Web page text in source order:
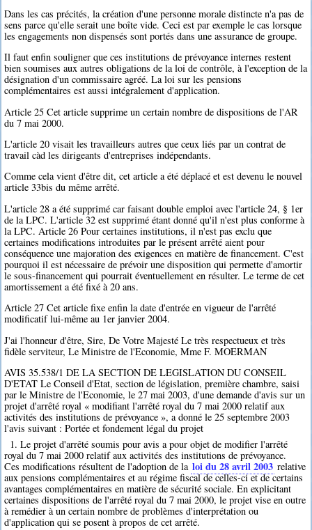
Dans les cas précités, la création d'une personne morale distincte n'a pas de
sens parce qu'elle serait une boîte vide. Ceci est par exemple le cas lorsque
les engagements non dispensés sont portés dans une assurance de groupe.
Il faut enfin souligner que ces institutions de prévoyance internes restent
bien soumises aux autres obligations de la loi de contrôle, à l'exception de la
désignation d'un commissaire agréé. La loi sur les pensions
complémentaires est aussi intégralement d'application.
Article 25 Cet article supprime un certain nombre de dispositions de l'AR
du 7 mai 2000.
L'article 20 visait les travailleurs autres que ceux liés par un contrat de
travail càd les dirigeants d'entreprises indépendants.
Comme cela vient d'être dit, cet article a été déplacé et est devenu le nouvel
article 33bis du même arrêté.
L'article 28 a été supprimé car faisant double emploi avec l'article 24, § 1er
de la LPC. L'article 32 est supprimé étant donné qu'il n'est plus conforme à
la LPC. Article 26 Pour certaines institutions, il n'est pas exclu que
certaines modifications introduites par le présent arrêté aient pour
conséquence une majoration des exigences en matière de financement. C'est
pourquoi il est nécessaire de prévoir une disposition qui permette d'amortir
le sous-financement qui pourrait éventuellement en résulter. Le terme de cet
amortissement a été fixé à 20 ans.
Article 27 Cet article fixe enfin la date d'entrée en vigueur de l'arrêté
modificatif lui-même au 1er janvier 2004.
J'ai l'honneur d'être, Sire, De Votre Majesté Le très respectueux et très
fidèle serviteur, Le Ministre de l'Economie, Mme F. MOERMAN
AVIS 35.538/1 DE LA SECTION DE LEGISLATION DU CONSEIL
D'ETAT Le Conseil d'Etat, section de législation, première chambre, saisi
par le Ministre de l'Economie, le 27 mai 2003, d'une demande d'avis sur un
projet d'arrêté royal « modifiant l'arrêté royal du 7 mai 2000 relatif aux
activités des institutions de prévoyance », a donné le 25 septembre 2003
l'avis suivant : Portée et fondement légal du projet
1. Le projet d'arrêté soumis pour avis a pour objet de modifier l'arrêté
royal du 7 mai 2000 relatif aux activités des institutions de prévoyance.
Ces modifications résultent de l'adoption de la loi du 28 avril 2003 relative
aux pensions complémentaires et au régime fiscal de celles-ci et de certains
avantages complémentaires en matière de sécurité sociale. En explicitant
certaines dispositions de l'arrêté royal du 7 mai 2000, le projet vise en outre
à remédier à un certain nombre de problèmes d'interprétation ou
d'application qui se posent à propos de cet arrêté.